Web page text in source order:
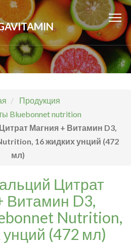
Продукция
Bluebonnet nutrition
Магния + Витамин D3,
16 жидких унций (472
мл)
Цитрат
Витамин D3,
Nutrition,
унций (472 мл)